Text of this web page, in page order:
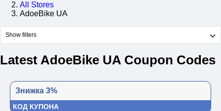
All Stores
AdoeBike UA
Show filters
Latest AdoeBike UA Coupon Codes
Знижка 3%
КОД КУПОНА